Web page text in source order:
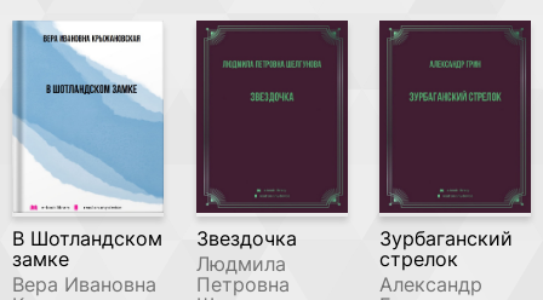
В Шотландском
замке
Вера Ивановна
Звездочка
Людмила
Петровна
Зурбаганский
стрелок
Александр